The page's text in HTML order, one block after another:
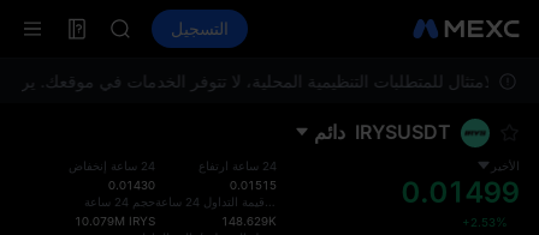
TradFi معلومات التسجيل
HEI
UNITREE
MINIMAX
HEI
CAP
للامتثال للمتطلبات التنظيمية المحلية، لا تتوفر الخدمات في موقعك.
IRYSUSDT دائم
الأخير
0.01499
+2.53%
24 ساعة ارتفاع
0.01515
148.629K
24 ساعة إنخفاض
0.01430
حجم 24 ساعة
10.079M IRYS